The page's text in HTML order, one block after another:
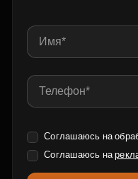
Соглашаюсь на
Соглашаюсь на